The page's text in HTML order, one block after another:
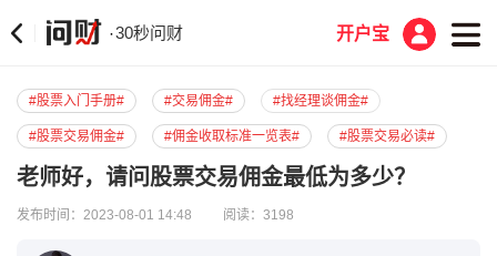
·30秒问财 开户宝
#股票入门手册# #交易佣金# #找经理谈佣金#
#股票交易佣金# #佣金收取标准一览表# #股票交易必读#
老师好，请问股票交易佣金最低为多少？
发布时间：2023-08-01 14:48 阅读：3198